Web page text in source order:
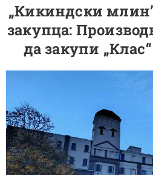
„Кикиндски
закупца:
да закупи